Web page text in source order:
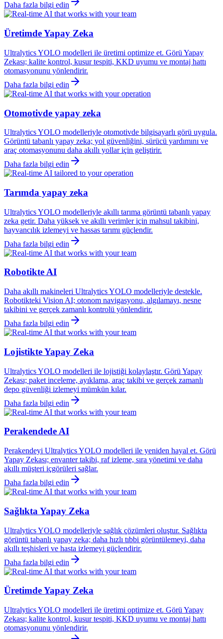
Daha fazla bilgi edin
Üretimde Yapay Zeka
Ultralytics YOLO modelleri ile üretimi optimize et. Görü Yapay
Zekası; kalite kontrol, kusur tespiti, KKD uyumu ve montaj hattı
otomasyonunu yönlendirir.
Daha fazla bilgi edin
Otomotivde yapay zeka
Ultralytics YOLO modelleriyle otomotivde bilgisayarlı görü uygula.
Görüntü tabanlı yapay zeka; yol güvenliğini, sürücü yardımını ve
araç otomasyonunu daha akıllı yollar için geliştirir.
Daha fazla bilgi edin
Tarımda yapay zeka
Ultralytics YOLO modelleriyle akıllı tarıma görüntü tabanlı yapay
zeka getir. Daha yüksek ve akıllı verimler için mahsul takibini,
hayvancılık izlemeyi ve hassas tarımı güçlendir.
Daha fazla bilgi edin
Robotikte AI
Daha akıllı makineleri Ultralytics YOLO modelleriyle destekle.
Robotikteki Vision AI; otonom navigasyonu, algılamayı, nesne
takibini ve gerçek zamanlı kontrolü yönlendirir.
Daha fazla bilgi edin
Lojistikte Yapay Zeka
Ultralytics YOLO modelleri ile lojistiği kolaylaştır. Görü Yapay
Zekası; paket inceleme, ayıklama, araç takibi ve gerçek zamanlı
depo güvenliği izlemeyi mümkün kılar.
Daha fazla bilgi edin
Perakendede AI
Perakendeyi Ultralytics YOLO modelleri ile yeniden hayal et. Görü
Yapay Zekası; envanter takibi, raf izleme, sıra yönetimi ve daha
akıllı müşteri içgörüleri sağlar.
Daha fazla bilgi edin
Sağlıkta Yapay Zeka
Ultralytics YOLO modelleriyle sağlık çözümleri oluştur. Sağlıkta
görüntü tabanlı yapay zeka; daha hızlı tıbbi görüntülemeyi, daha
akıllı teşhisleri ve hasta izlemeyi güçlendirir.
Daha fazla bilgi edin
Üretimde Yapay Zeka
Ultralytics YOLO modelleri ile üretimi optimize et. Görü Yapay
Zekası; kalite kontrol, kusur tespiti, KKD uyumu ve montaj hattı
otomasyonunu yönlendirir.